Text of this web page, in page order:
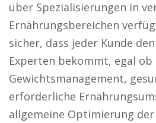
über Spezialisierungen in
Ernährungsbereichen
sicher, dass jeder Kunde
Experten bekommt, egal ob
Gewichtsmanagement,
erforderliche
allgemeine Optimierung der